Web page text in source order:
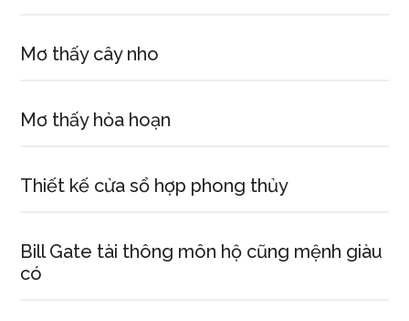
Mơ thấy cây nho
Mơ thấy hỏa hoạn
Thiết kế cửa sổ hợp phong thủy
Bill Gate tài thông môn hộ cũng mệnh giàu
có